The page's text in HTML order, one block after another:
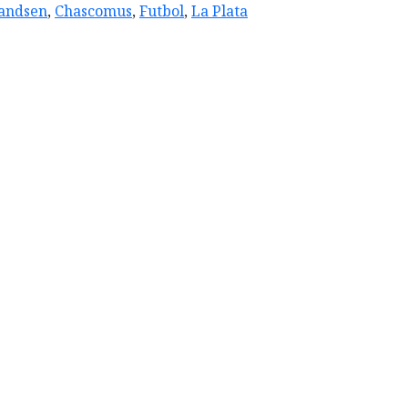
, Chascomus,Futbol,La Plata